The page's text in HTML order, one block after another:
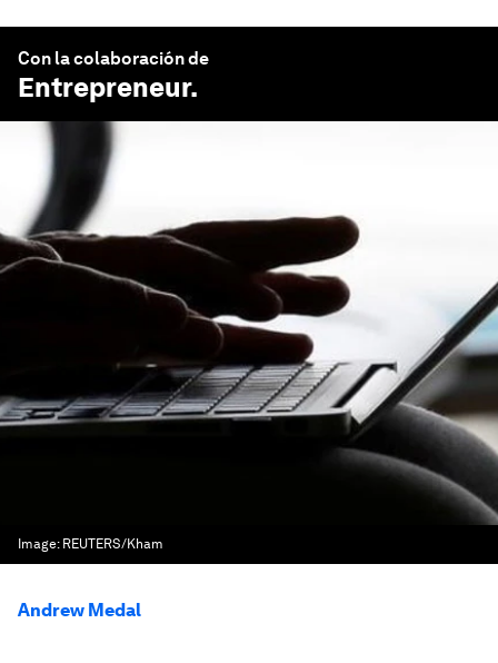
Con la colaboración de
Entrepreneur.
Image: REUTERS/Kham
Andrew Medal